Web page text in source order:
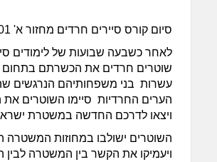
סיום קורס סיירים חרדים מחזור א' 001.
שוטרים חרדים את הכשרתם בתחום
עשרות בני משפחותיהם הנרגשים
הערים החרדיות סיימו השוטרים
ויצאו לדרכם החדשה במשטרת
השוטרים ישולבו במחוזות המשטרה
ויעמיקו את הקשר בין המשטרה לבין